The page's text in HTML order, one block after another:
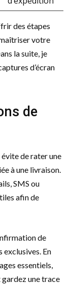
des étapes
votre
la suite, je
d’écran
de
de rater une
à une livraison.
SMS ou
afin de
de
exclusives. En
essentiels,
une trace